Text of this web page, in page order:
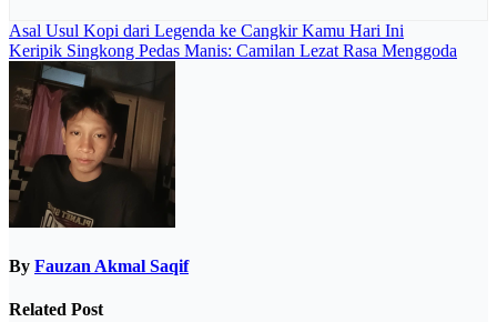
Navigasi
pos
Asal Usul Kopi dari Legenda ke Cangkir Kamu Hari Ini
Keripik Singkong Pedas Manis: Camilan Lezat Rasa Menggoda
By Fauzan Akmal Saqif
Related Post